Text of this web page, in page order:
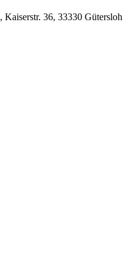
, Kaiserstr. 36, 33330 Gütersloh